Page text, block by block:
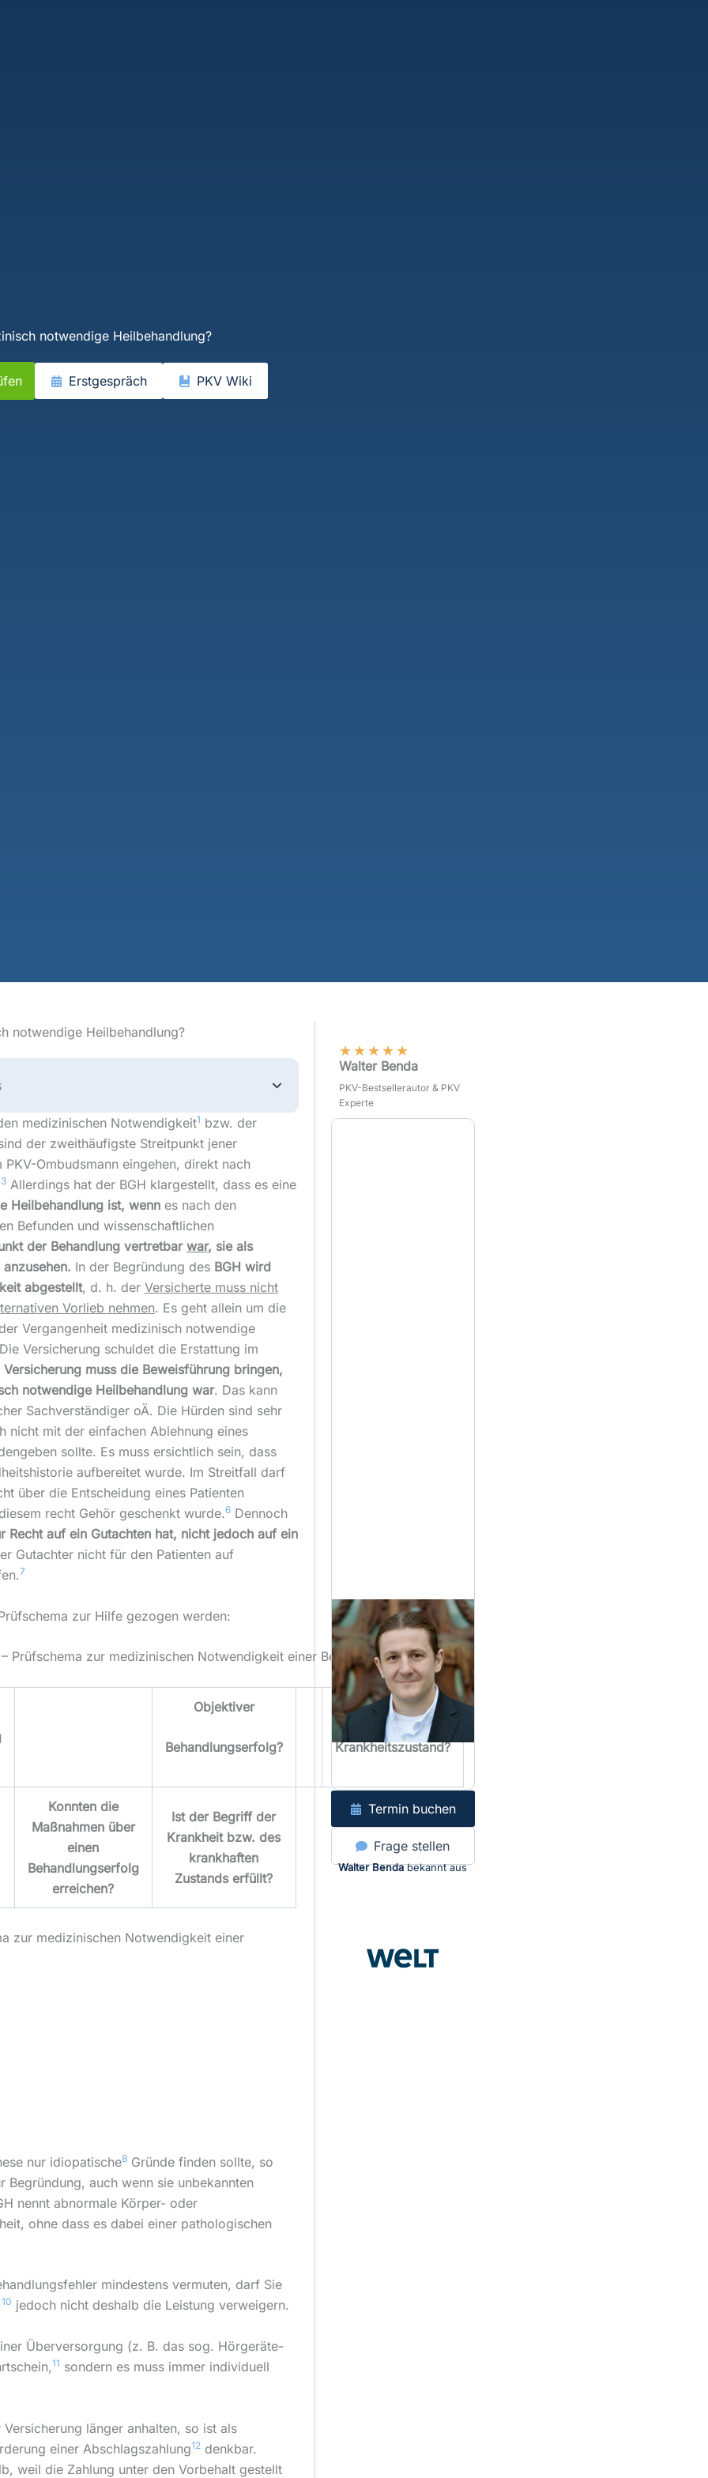
notwendige Heilbehandlung?
Erstgespräch PKV Wiki
notwendige Heilbehandlung?
medizinischen Notwendigkeit1 bzw. der
der zweithäufigste Streitpunkt jener
Ombudsmann eingehen, direkt nach
3Allerdings hat der BGH klargestellt, dass es eine
Heilbehandlung ist, wennes nach den
Befunden und wissenschaftlichen
der Behandlung vertretbar war, sie als
In der Begründung des BGH wird
abgestellt, d. h. der Versicherte muss nicht
Vorlieb nehmen. Es geht allein um die
Vergangenheit medizinisch notwendige
Die Versicherung schuldet die Erstattung im
Versicherung muss die Beweisführung bringen,
notwendige Heilbehandlung war. Das kann
Sachverständiger oÄ. Die Hürden sind sehr
nicht mit der einfachen Ablehnung eines
sollte. Es muss ersichtlich sein, dass
aufbereitet wurde. Im Streitfall darf
über die Entscheidung eines Patienten
recht Gehör geschenkt wurde.6Dennoch
Recht auf ein Gutachten hat, nicht jedoch auf ein
Gutachter nicht für den Patienten auf
7
zur Hilfe gezogen werden:
Prüfschema zur medizinischen Notwendigkeit einer Behandlung
Objektiver
Behandlungserfolg?
Fehlen von
Krankheitszustand?
Konnten die
Maßnahmen über
einen
Behandlungserfolg
erreichen?
Ist der Begriff der
Krankheit bzw. des
krankhaften
Zustands erfüllt?
zur medizinischen Notwendigkeit einer
nur idiopatische8Gründe finden sollte, so
Begründung, auch wenn sie unbekannten
nennt abnormale Körper- oder
ohne dass es dabei einer pathologischen
mindestens vermuten, darf Sie
10 jedoch nicht deshalb die Leistung verweigern.
Überversorgung (z. B. das sog. Hörgeräte-
11 sondern es muss immer individuell
länger anhalten, so ist als
einer Abschlagszahlung12denkbar.
weil die Zahlung unter den Vorbehalt gestellt
★★★★★
Walter Benda
PKV-Bestsellerautor & PKV
Experte
Termin buchen
Frage stellen
Walter Bendabekannt aus